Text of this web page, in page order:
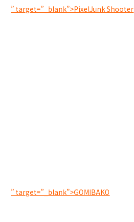
” target=”_blank”>PixelJunk Shooter
” target=”_blank”>GOMIBAKO